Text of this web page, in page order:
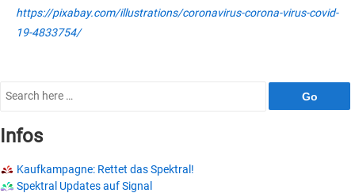
https://pixabay.com/illustrations/coronavirus-corona-virus-covid-
19-4833754/
Search
Infos
Kaufkampagne: Rettet das Spektral!
Spektral Updates auf Signal